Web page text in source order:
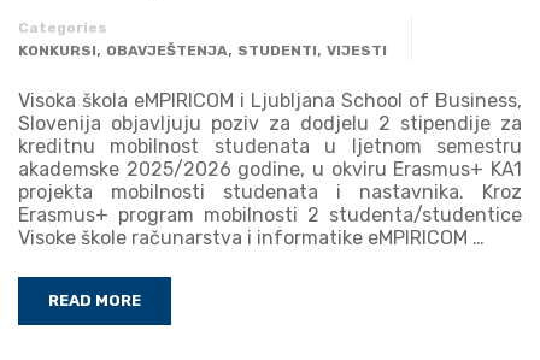
Categories
KONKURSI, OBAVJEŠTENJA, STUDENTI, VIJESTI
Visoka škola eMPIRICOM i Ljubljana School of Business,
Slovenija objavljuju poziv za dodjelu 2 stipendije za
kreditnu mobilnost studenata u ljetnom semestru
akademske 2025/2026 godine, u okviru Erasmus+ KA1
projekta mobilnosti studenata i nastavnika. Kroz
Erasmus+ program mobilnosti 2 studenta/studentice
Visoke škole računarstva i informatike eMPIRICOM …
READ MORE